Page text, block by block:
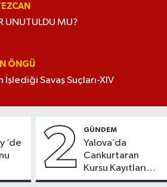
UNUTULDU MU?
ÖNGÜ
İşlediği Savaş Suçları-XIV
’de
2 GÜNDEM
Yalova’da
Cankurtaran
Kursu Kayıtları
Başladı